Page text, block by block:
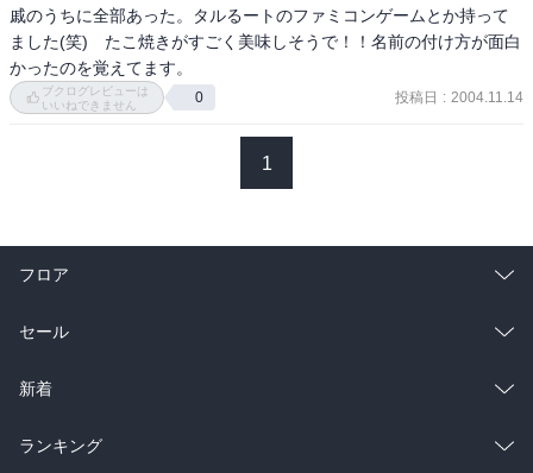
戚のうちに全部あった。タルるートのファミコンゲームとか持って
ました(笑)　たこ焼きがすごく美味しそうで！！名前の付け方が面白
かったのを覚えてます。
ブクログレビューは
いいねできません
0 投稿日 : 2004.11.14
1
フロア
総合
ラノベ
雑誌・グラビア
セール
総合
ラノベ
新着
総合
ランキング